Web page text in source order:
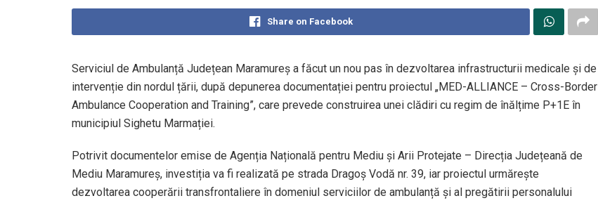
Share on Facebook
Serviciul de Ambulanță Județean Maramureș a făcut un nou pas în dezvoltarea infrastructurii medicale și de
intervenție din nordul țării, după depunerea documentației pentru proiectul „MED-ALLIANCE – Cross-Border
Ambulance Cooperation and Training”, care prevede construirea unei clădiri cu regim de înălțime P+1E în
municipiul Sighetu Marmației.
Potrivit documentelor emise de Agenția Națională pentru Mediu și Arii Protejate – Direcția Județeană de
Mediu Maramureș, investiția va fi realizată pe strada Dragoș Vodă nr. 39, iar proiectul urmărește
dezvoltarea cooperării transfrontaliere în domeniul serviciilor de ambulanță și al pregătirii personalului